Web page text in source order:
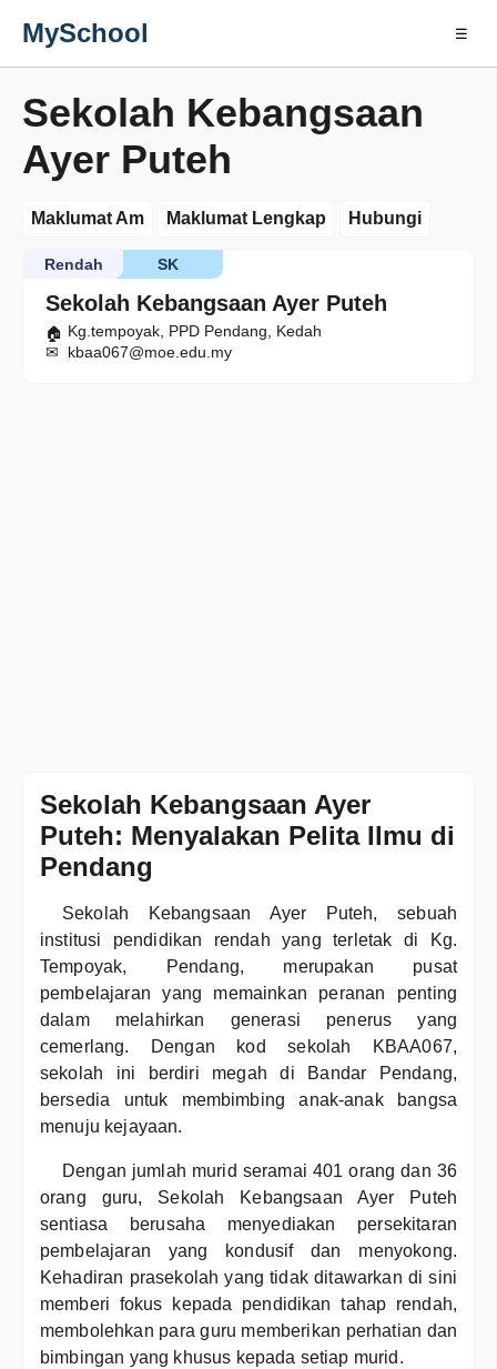
MySchool ☰
Sekolah Kebangsaan
Ayer Puteh
Maklumat Am Maklumat Lengkap Hubungi
Sekolah Kebangsaan Ayer Puteh
SK
Rendah
Kg.tempoyak, PPD Pendang, Kedah
kbaa067@moe.edu.my
Sekolah Kebangsaan Ayer
Puteh: Menyalakan Pelita Ilmu di
Pendang
Sekolah Kebangsaan Ayer Puteh, sebuah
institusi pendidikan rendah yang terletak di Kg.
Tempoyak, Pendang, merupakan pusat
pembelajaran yang memainkan peranan penting
dalam melahirkan generasi penerus yang
cemerlang. Dengan kod sekolah KBAA067,
sekolah ini berdiri megah di Bandar Pendang,
bersedia untuk membimbing anak-anak bangsa
menuju kejayaan.
Dengan jumlah murid seramai 401 orang dan 36
orang guru, Sekolah Kebangsaan Ayer Puteh
sentiasa berusaha menyediakan persekitaran
pembelajaran yang kondusif dan menyokong.
Kehadiran prasekolah yang tidak ditawarkan di sini
memberi fokus kepada pendidikan tahap rendah,
membolehkan para guru memberikan perhatian dan
bimbingan yang khusus kepada setiap murid.